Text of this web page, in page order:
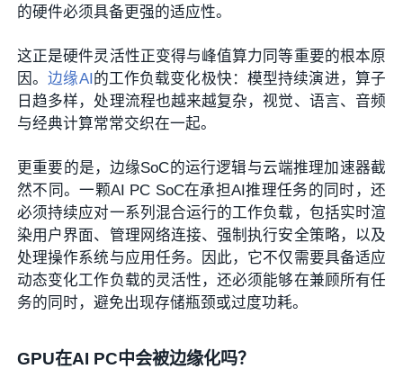
的硬件必须具备更强的适应性。
这正是硬件灵活性正变得与峰值算力同等重要的根本原
因。边缘AI的工作负载变化极快：模型持续演进，算子
日趋多样，处理流程也越来越复杂，视觉、语言、音频
与经典计算常常交织在一起。
更重要的是，边缘SoC的运行逻辑与云端推理加速器截
然不同。一颗AI PC SoC在承担AI推理任务的同时，还
必须持续应对一系列混合运行的工作负载，包括实时渲
染用户界面、管理网络连接、强制执行安全策略，以及
处理操作系统与应用任务。因此，它不仅需要具备适应
动态变化工作负载的灵活性，还必须能够在兼顾所有任
务的同时，避免出现存储瓶颈或过度功耗。
GPU在AI PC中会被边缘化吗？